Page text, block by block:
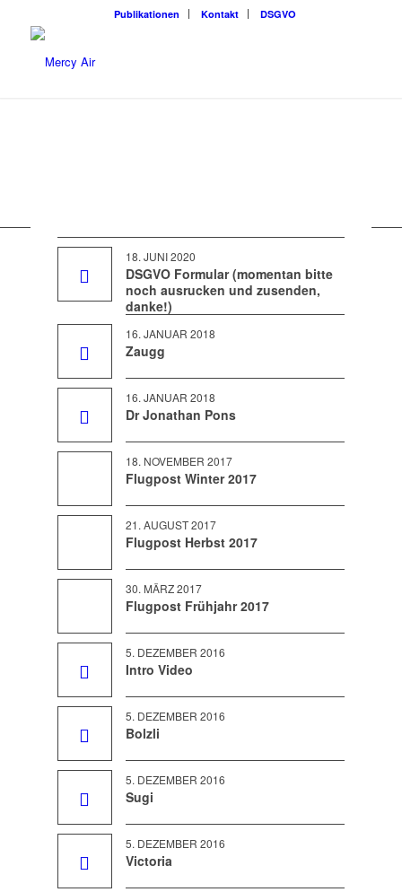
Publikationen Kontakt DSGVO
18. JUNI 2020
DSGVO Formular (momentan bitte
noch ausrucken und zusenden,
danke!)
16. JANUAR 2018
Zaugg
16. JANUAR 2018
Dr Jonathan Pons
18. NOVEMBER 2017
Flugpost Winter 2017
21. AUGUST 2017
Flugpost Herbst 2017
30. MÄRZ 2017
Flugpost Frühjahr 2017
5. DEZEMBER 2016
Intro Video
5. DEZEMBER 2016
Bolzli
5. DEZEMBER 2016
Sugi
5. DEZEMBER 2016
Victoria